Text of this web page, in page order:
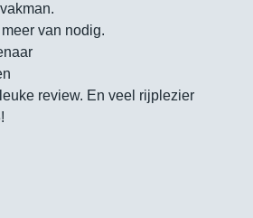
van nodig.
review. En veel rijplezier